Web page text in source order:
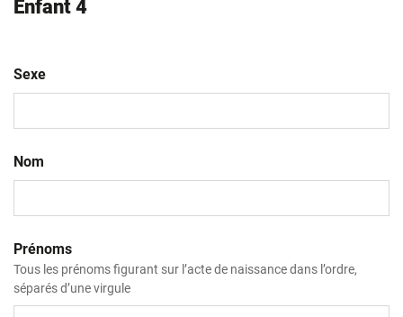
Enfant 4
Sexe
Nom
Prénoms
Tous les prénoms figurant sur l’acte de naissance dans l’ordre,
séparés d’une virgule